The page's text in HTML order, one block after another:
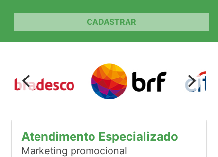
CADASTRAR
Atendimento Especializado
Marketing promocional